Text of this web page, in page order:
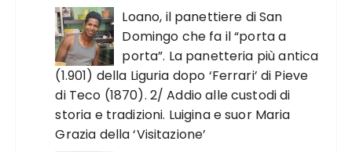
Loano, il panettiere di San
Domingo che fa il “porta a
porta”. La panetteria più antica
(1.901) della Liguria dopo ‘Ferrari’ di Pieve
di Teco (1870). 2/ Addio alle custodi di
storia e tradizioni. Luigina e suor Maria
Grazia della ‘Visitazione’